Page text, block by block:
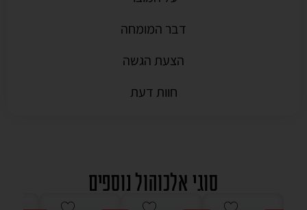
דבר המומחה
הצעת הגשה
חוות דעת
סוגי אלכוהול נוספים